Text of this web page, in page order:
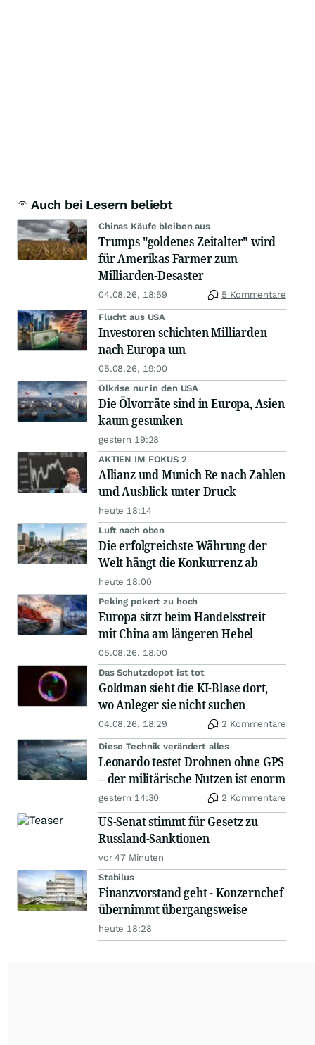
Auch bei Lesern beliebt
Chinas Käufe bleiben aus
Trumps "goldenes Zeitalter" wird
für Amerikas Farmer zum
Milliarden-Desaster
04.08.26, 18:59 5 Kommentare
Flucht aus USA
Investoren schichten Milliarden
nach Europa um
05.08.26, 19:00
Ölkrise nur in den USA
Die Ölvorräte sind in Europa, Asien
kaum gesunken
gestern 19:28
AKTIEN IM FOKUS 2
Allianz und Munich Re nach Zahlen
und Ausblick unter Druck
heute 18:14
Luft nach oben
Die erfolgreichste Währung der
Welt hängt die Konkurrenz ab
heute 18:00
Peking pokert zu hoch
Europa sitzt beim Handelsstreit
mit China am längeren Hebel
05.08.26, 18:00
Das Schutzdepot ist tot
Goldman sieht die KI-Blase dort,
wo Anleger sie nicht suchen
04.08.26, 18:29 2 Kommentare
Diese Technik verändert alles
Leonardo testet Drohnen ohne GPS
– der militärische Nutzen ist enorm
gestern 14:30 2 Kommentare
US-Senat stimmt für Gesetz zu
Russland-Sanktionen
vor 47 Minuten
Stabilus
Finanzvorstand geht - Konzernchef
übernimmt übergangsweise
heute 18:28